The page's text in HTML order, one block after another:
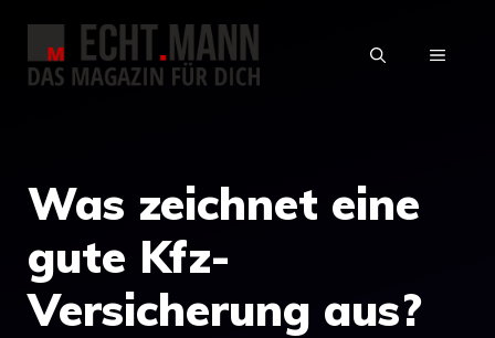
Inhalt
springen
MENÜ
Was zeichnet eine
gute Kfz-
Versicherung aus?